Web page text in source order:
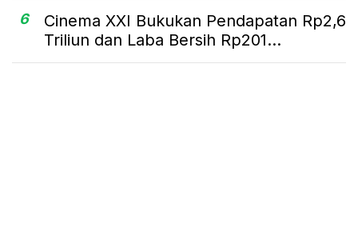
6
Cinema XXI Bukukan Pendapatan Rp2,6
Triliun dan Laba Bersih Rp201...